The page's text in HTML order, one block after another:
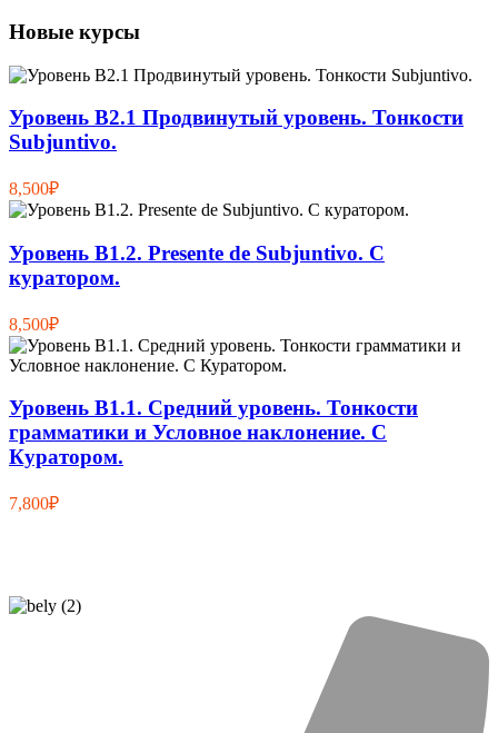
Новые курсы
Уровень В2.1 Продвинутый уровень. Тонкости
Subjuntivo.
8,500₽
Уровень B1.2. Presente de Subjuntivo. С
куратором.
8,500₽
Уровень B1.1. Средний уровень. Тонкости
грамматики и Условное наклонение. С
Куратором.
7,800₽